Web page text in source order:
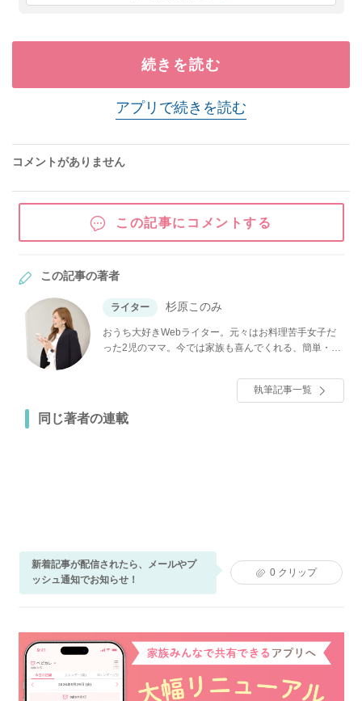
続きを読む
アプリで続きを読む
コメントがありません
この記事にコメントする
この記事の著者
ライター 杉原このみ
おうち大好きWebライター。元々はお料理苦手女子だ
った2児のママ。今では家族も喜んでくれる、簡単・お
インテリア、整理収納も好き。みなさんの役に立つ情
執筆記事一覧
同じ著者の連載
新着記事が配信されたら、メールやプ
ッシュ通知でお知らせ！
0 クリップ